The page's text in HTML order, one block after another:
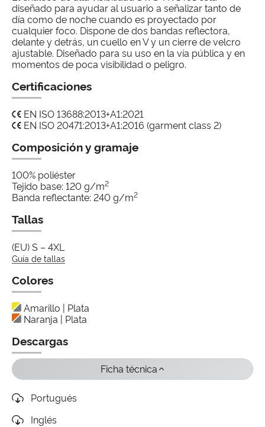
diseñado para ayudar al usuario a señalizar tanto de
día como de noche cuando es proyectado por
cualquier foco. Dispone de dos bandas reflectora,
delante y detrás, un cuello en V y un cierre de velcro
ajustable. Diseñado para su uso en la vía pública y en
momentos de poca visibilidad o peligro.
Certificaciones
EN ISO 13688:2013+A1:2021
EN ISO 20471:2013+A1:2016 (garment class 2)
Composición y gramaje
100% poliéster
Tejido base: 120 g/m2
Banda reflectante: 240 g/m2
Tallas
(EU) S – 4XL
Guía de tallas
Colores
Amarillo | Plata
Naranja | Plata
Descargas
Ficha técnica
Portugués
Inglés